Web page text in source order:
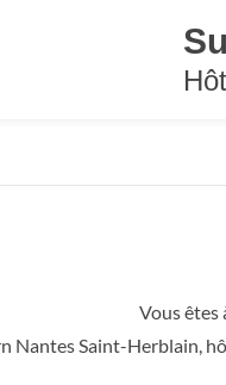
Vous êtes
Nantes Saint-Herblain,